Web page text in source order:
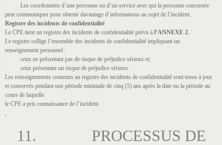
· Les coordonnées d’une personne ou d’un service avec qui la personne concernée
peut communiquer pour obtenir davantage d’informations au sujet de l’incident.
Registre des incidents de confidentialité
Le CPE tient un registre des incidents de confidentialité prévu à l’ANNEXE 2.
Le registre collige l’ensemble des incidents de confidentialité impliquant un
renseignement personnel ​:
· ceux ne présentant pas de risque de préjudice sérieux​ et;
· ceux présentant un risque de préjudice sérieux​.
Les renseignements contenus au registre des incidents de confidentialité sont tenus à jour
et conservés pendant une période minimale de cinq (5) ans après la date ou la période au
cours de laquelle
le CPE a pris connaissance de l’incident.
11. PROCESSUS DE